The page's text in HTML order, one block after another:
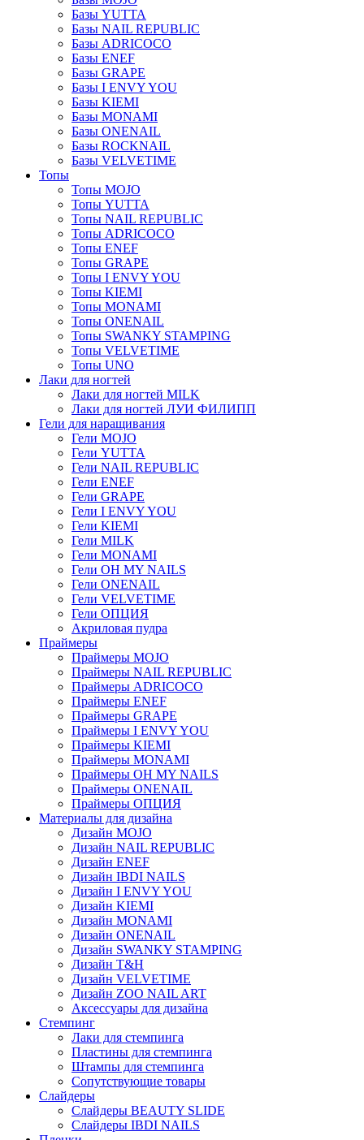
Базы YUTTA
Базы NAIL REPUBLIC
Базы ADRICOCO
Базы ENEF
Базы GRAPE
Базы I ENVY YOU
Базы KIEMI
Базы MONAMI
Базы ONENAIL
Базы ROCKNAIL
Базы VELVETIME
Топы
Топы MOJO
Топы YUTTA
Топы NAIL REPUBLIC
Топы ADRICOCO
Топы ENEF
Топы GRAPE
Топы I ENVY YOU
Топы KIEMI
Топы MONAMI
Топы ONENAIL
Топы SWANKY STAMPING
Топы VELVETIME
Топы UNO
Лаки для ногтей
Лаки для ногтей MILK
Лаки для ногтей ЛУИ ФИЛИПП
Гели для наращивания
Гели MOJO
Гели YUTTA
Гели NAIL REPUBLIC
Гели ENEF
Гели GRAPE
Гели I ENVY YOU
Гели KIEMI
Гели MILK
Гели MONAMI
Гели OH MY NAILS
Гели ONENAIL
Гели VELVETIME
Гели ОПЦИЯ
Акриловая пудра
Праймеры
Праймеры MOJO
Праймеры NAIL REPUBLIC
Праймеры ADRICOCO
Праймеры ENEF
Праймеры GRAPE
Праймеры I ENVY YOU
Праймеры KIEMI
Праймеры MONAMI
Праймеры OH MY NAILS
Праймеры ONENAIL
Праймеры ОПЦИЯ
Материалы для дизайна
Дизайн MOJO
Дизайн NAIL REPUBLIC
Дизайн ENEF
Дизайн IBDI NAILS
Дизайн I ENVY YOU
Дизайн KIEMI
Дизайн MONAMI
Дизайн ONENAIL
Дизайн SWANKY STAMPING
Дизайн T&H
Дизайн VELVETIME
Дизайн ZOO NAIL ART
Аксессуары для дизайна
Стемпинг
Лаки для стемпинга
Пластины для стемпинга
Штампы для стемпинга
Сопутствующие товары
Слайдеры
Слайдеры BEAUTY SLIDE
Слайдеры IBDI NAILS